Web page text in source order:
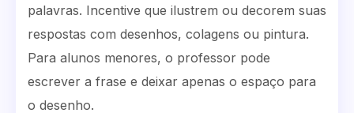
palavras. Incentive que ilustrem ou decorem suas
respostas com desenhos, colagens ou pintura.
Para alunos menores, o professor pode
escrever a frase e deixar apenas o espaço para
o desenho.